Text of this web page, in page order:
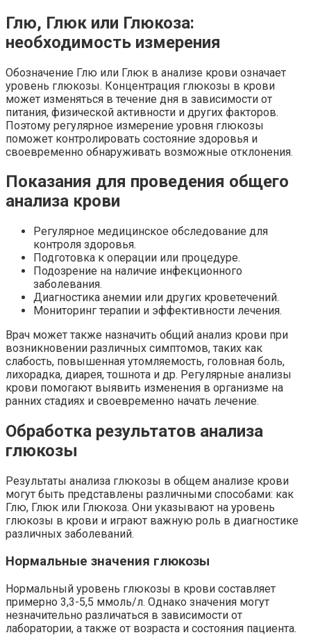
Глю, Глюк или Глюкоза:
необходимость измерения
Обозначение Глю или Глюк в анализе крови означает
уровень глюкозы. Концентрация глюкозы в крови
может изменяться в течение дня в зависимости от
питания, физической активности и других факторов.
Поэтому регулярное измерение уровня глюкозы
поможет контролировать состояние здоровья и
своевременно обнаруживать возможные отклонения.
Показания для проведения общего
анализа крови
Регулярное медицинское обследование для
контроля здоровья.
Подготовка к операции или процедуре.
Подозрение на наличие инфекционного
заболевания.
Диагностика анемии или других кроветечений.
Мониторинг терапии и эффективности лечения.
Врач может также назначить общий анализ крови при
возникновении различных симптомов, таких как
слабость, повышенная утомляемость, головная боль,
лихорадка, диарея, тошнота и др. Регулярные анализы
крови помогают выявить изменения в организме на
ранних стадиях и своевременно начать лечение.
Обработка результатов анализа
глюкозы
Результаты анализа глюкозы в общем анализе крови
могут быть представлены различными способами: как
Глю, Глюк или Глюкоза. Они указывают на уровень
глюкозы в крови и играют важную роль в диагностике
различных заболеваний.
Нормальные значения глюкозы
Нормальный уровень глюкозы в крови составляет
примерно 3,3-5,5 ммоль/л. Однако значения могут
незначительно различаться в зависимости от
лаборатории, а также от возраста и состояния пациента.